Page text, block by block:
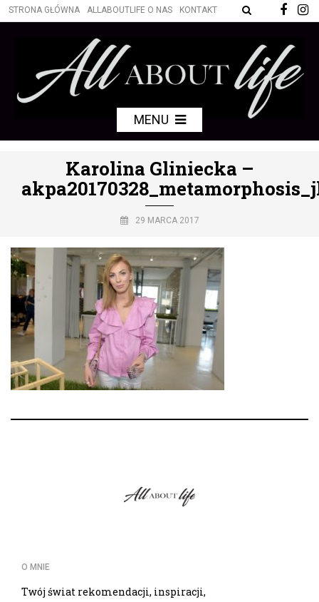
STRONA GŁÓWNA ALLABOUTLIFE O NAS KONTAKT
MENU
Karolina Gliniecka –
29 MARCA 2017
O MNIE
Twój świat rekomendacji, inspiracji,